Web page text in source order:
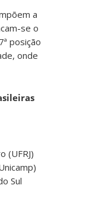
a
se o
posição
onde
(UFRJ)
Sul